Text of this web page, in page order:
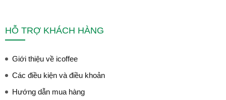
HỖ TRỢ KHÁCH HÀNG
Giới thiệu về icoffee
Các điều kiện và điều khoản
Hướng dẫn mua hàng